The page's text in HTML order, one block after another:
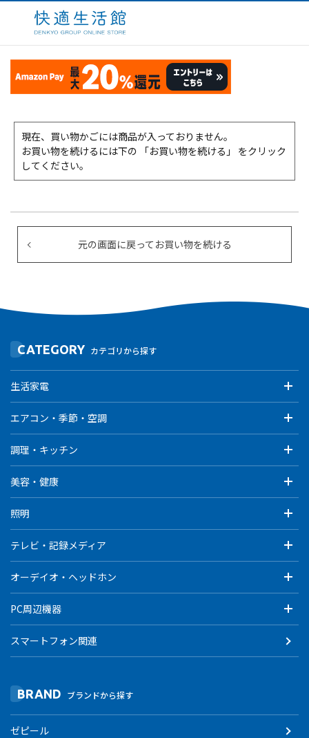
現在、買い物かごには商品が入っておりません。
お買い物を続けるには下の 「お買い物を続ける」 をクリック
してください。
元の画面に戻ってお買い物を続ける
CATEGORY カテゴリから探す
生活家電
エアコン・季節・空調
調理・キッチン
美容・健康
照明
テレビ・記録メディア
オーデイオ・ヘッドホン
PC周辺機器
スマートフォン関連
BRAND ブランドから探す
ゼピール